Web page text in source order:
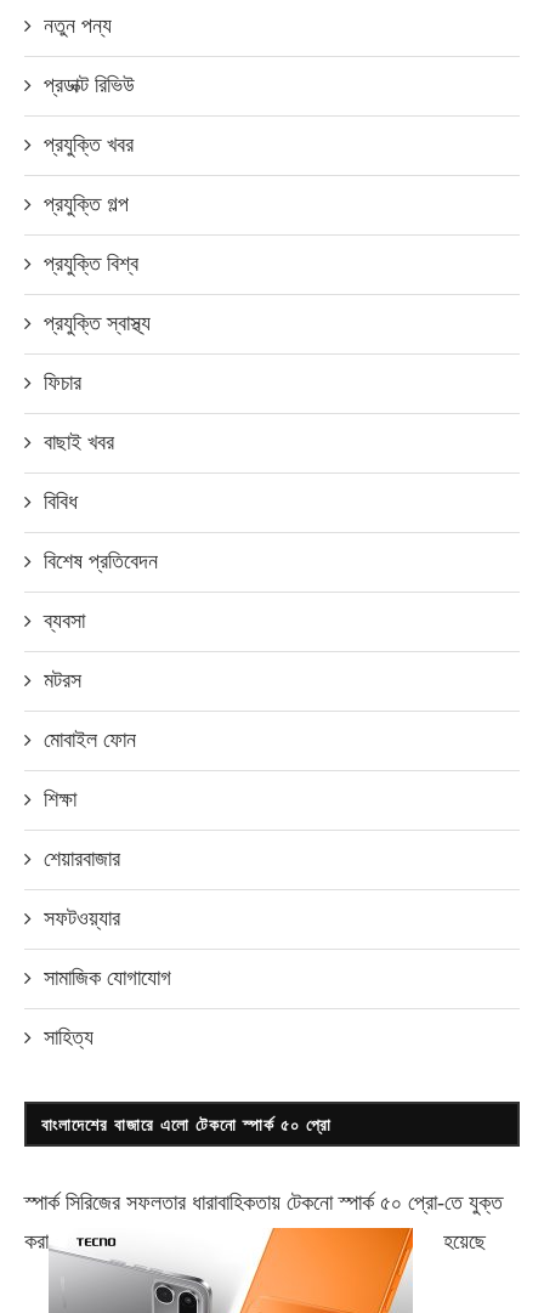
নতুন পন্য
প্রডাক্ট রিভিউ
প্রযুক্তি খবর
প্রযুক্তি গল্প
প্রযুক্তি বিশ্ব
প্রযুক্তি স্বাস্থ্য
ফিচার
বাছাই খবর
বিবিধ
বিশেষ প্রতিবেদন
ব্যবসা
মটরস
মোবাইল ফোন
শিক্ষা
শেয়ারবাজার
সফটওয়্যার
সামাজিক যোগাযোগ
সাহিত্য
বাংলাদেশের বাজারে এলো টেকনো স্পার্ক ৫০ প্রো
স্পার্ক সিরিজের সফলতার ধারাবাহিকতায় টেকনোস্পার্ক ৫০ প্রো-তে যুক্ত
করা
হয়েছে